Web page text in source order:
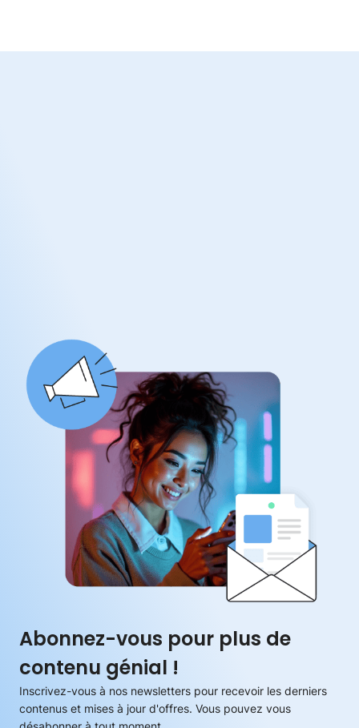
Abonnez-vous pour plus de
contenu génial !
Inscrivez-vous à nos newsletters pour recevoir les derniers
contenus et mises à jour d'offres. Vous pouvez vous